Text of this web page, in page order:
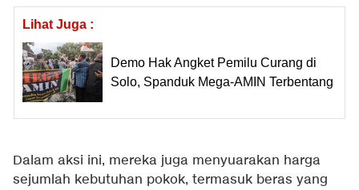
Lihat Juga :
Demo Hak Angket Pemilu Curang di
Solo, Spanduk Mega-AMIN Terbentang
Dalam aksi ini, mereka juga menyuarakan harga
sejumlah kebutuhan pokok, termasuk beras yang